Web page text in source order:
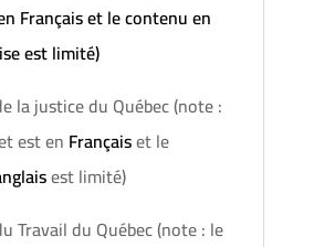
Français et le contenu en
est limité)
la justice du Québec (note :
est en Françaiset le
est limité)
Travail du Québec (note : le